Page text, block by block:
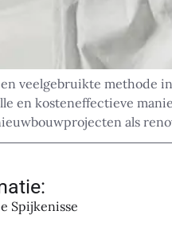
veelgebruikte methode
en kosteneffectieve
als
Spijkenisse